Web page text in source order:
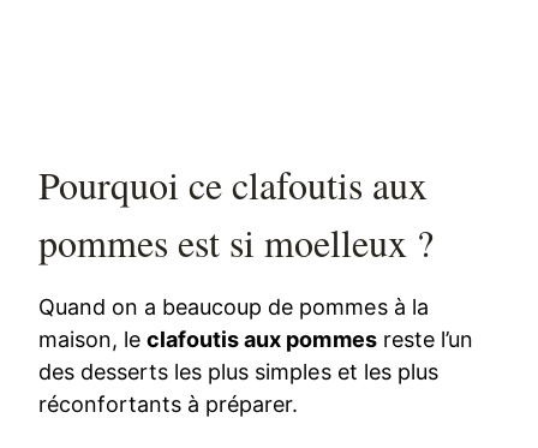
Pourquoi ce clafoutis aux
pommes est si moelleux ?
Quand on a beaucoup de pommes à la
maison, leclafoutis aux pommesreste l’un
des desserts les plus simples et les plus
réconfortants à préparer.